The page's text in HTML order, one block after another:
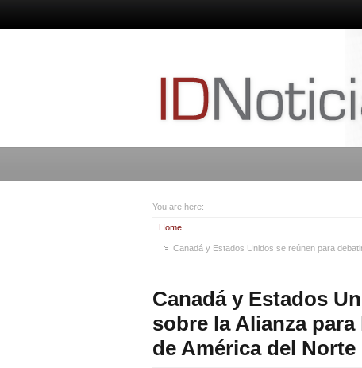
You are here:
Home
Canadá y Estados Unidos se reúnen para
Canadá y Estados
sobre la Alianza
de América del Norte